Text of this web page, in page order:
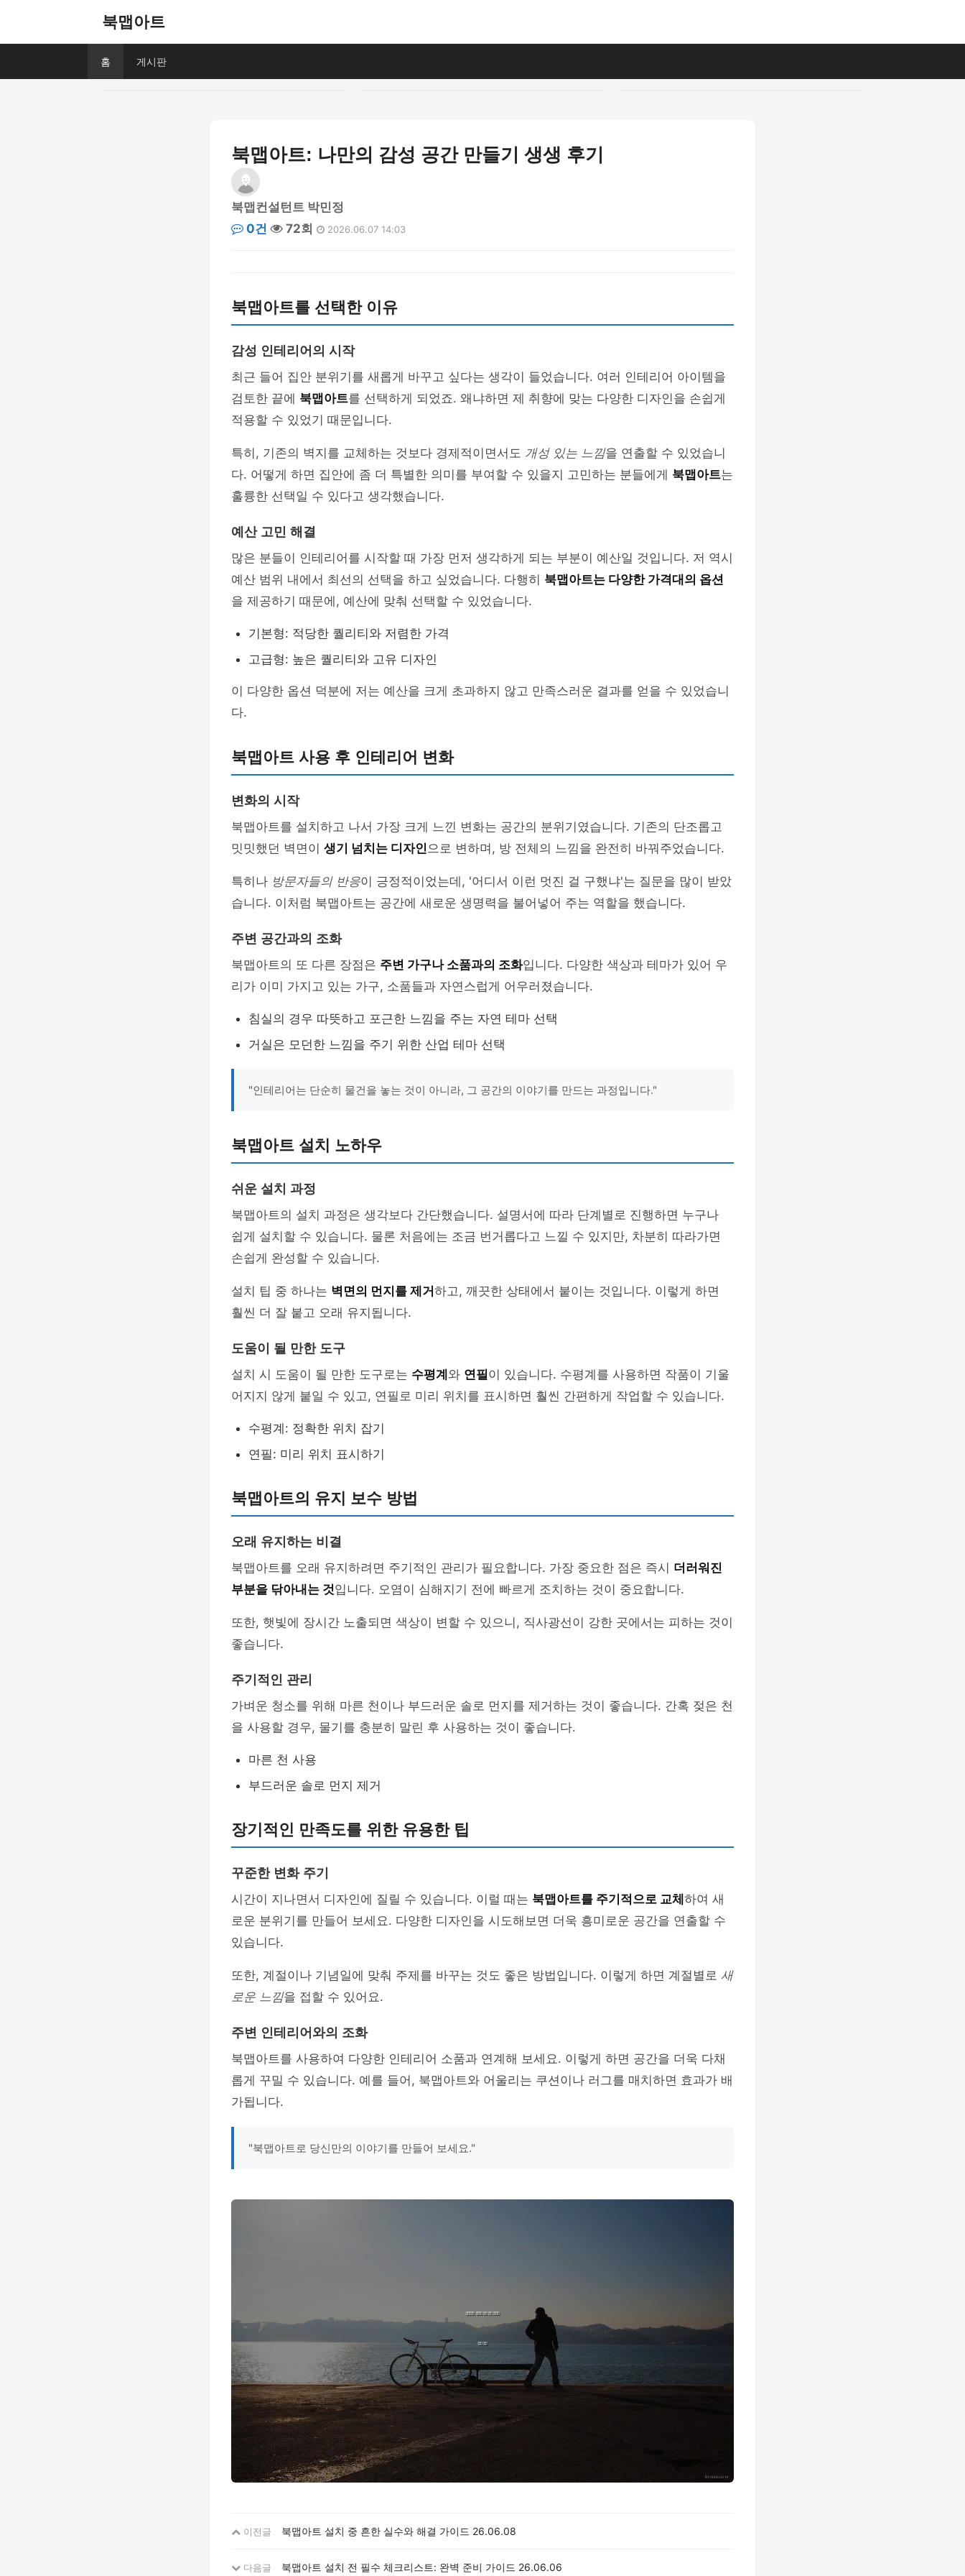
북맵아트
홈 게시판
북맵아트: 나만의 감성 공간 만들기 생생 후기
북맵컨설턴트 박민정
0건
72회 2026.06.07 14:03
북맵아트를 선택한 이유
감성 인테리어의 시작
최근 들어 집안 분위기를 새롭게 바꾸고 싶다는 생각이 들었습니다. 여러 인테리어 아이템을
검토한 끝에 북맵아트를 선택하게 되었죠. 왜냐하면 제 취향에 맞는 다양한 디자인을 손쉽게
적용할 수 있었기 때문입니다.
특히, 기존의 벽지를 교체하는 것보다 경제적이면서도 개성 있는 느낌을 연출할 수 있었습니
다. 어떻게 하면 집안에 좀 더 특별한 의미를 부여할 수 있을지 고민하는 분들에게 북맵아트는
훌륭한 선택일 수 있다고 생각했습니다.
예산 고민 해결
많은 분들이 인테리어를 시작할 때 가장 먼저 생각하게 되는 부분이 예산일 것입니다. 저 역시
예산 범위 내에서 최선의 선택을 하고 싶었습니다. 다행히 북맵아트는 다양한 가격대의 옵션
을 제공하기 때문에, 예산에 맞춰 선택할 수 있었습니다.
기본형: 적당한 퀄리티와 저렴한 가격
고급형: 높은 퀄리티와 고유 디자인
이 다양한 옵션 덕분에 저는 예산을 크게 초과하지 않고 만족스러운 결과를 얻을 수 있었습니
다.
북맵아트 사용 후 인테리어 변화
변화의 시작
북맵아트를 설치하고 나서 가장 크게 느낀 변화는 공간의 분위기였습니다. 기존의 단조롭고
밋밋했던 벽면이 생기 넘치는 디자인으로 변하며, 방 전체의 느낌을 완전히 바꿔주었습니다.
특히나 방문자들의 반응이 긍정적이었는데, '어디서 이런 멋진 걸 구했냐'는 질문을 많이 받았
습니다. 이처럼 북맵아트는 공간에 새로운 생명력을 불어넣어 주는 역할을 했습니다.
주변 공간과의 조화
북맵아트의 또 다른 장점은 주변 가구나 소품과의 조화입니다. 다양한 색상과 테마가 있어 우
리가 이미 가지고 있는 가구, 소품들과 자연스럽게 어우러졌습니다.
침실의 경우 따뜻하고 포근한 느낌을 주는 자연 테마 선택
거실은 모던한 느낌을 주기 위한 산업 테마 선택
"인테리어는 단순히 물건을 놓는 것이 아니라, 그 공간의 이야기를 만드는 과정입니다."
북맵아트 설치 노하우
쉬운 설치 과정
북맵아트의 설치 과정은 생각보다 간단했습니다. 설명서에 따라 단계별로 진행하면 누구나
쉽게 설치할 수 있습니다. 물론 처음에는 조금 번거롭다고 느낄 수 있지만, 차분히 따라가면
손쉽게 완성할 수 있습니다.
설치 팁 중 하나는 벽면의 먼지를 제거하고, 깨끗한 상태에서 붙이는 것입니다. 이렇게 하면
훨씬 더 잘 붙고 오래 유지됩니다.
도움이 될 만한 도구
설치 시 도움이 될 만한 도구로는 수평계 와 연필이 있습니다. 수평계를 사용하면 작품이 기울
어지지 않게 붙일 수 있고, 연필로 미리 위치를 표시하면 훨씬 간편하게 작업할 수 있습니다.
수평계: 정확한 위치 잡기
연필: 미리 위치 표시하기
북맵아트의 유지 보수 방법
오래 유지하는 비결
북맵아트를 오래 유지하려면 주기적인 관리가 필요합니다. 가장 중요한 점은 즉시 더러워진
부분을 닦아내는 것입니다. 오염이 심해지기 전에 빠르게 조치하는 것이 중요합니다.
또한, 햇빛에 장시간 노출되면 색상이 변할 수 있으니, 직사광선이 강한 곳에서는 피하는 것이
좋습니다.
주기적인 관리
가벼운 청소를 위해 마른 천이나 부드러운 솔로 먼지를 제거하는 것이 좋습니다. 간혹 젖은 천
을 사용할 경우, 물기를 충분히 말린 후 사용하는 것이 좋습니다.
마른 천 사용
부드러운 솔로 먼지 제거
장기적인 만족도를 위한 유용한 팁
꾸준한 변화 주기
시간이 지나면서 디자인에 질릴 수 있습니다. 이럴 때는 북맵아트를 주기적으로 교체 하여 새
로운 분위기를 만들어 보세요. 다양한 디자인을 시도해보면 더욱 흥미로운 공간을 연출할 수
있습니다.
또한, 계절이나 기념일에 맞춰 주제를 바꾸는 것도 좋은 방법입니다. 이렇게 하면 계절별로 새
로운 느낌을 접할 수 있어요.
주변 인테리어와의 조화
북맵아트를 사용하여 다양한 인테리어 소품과 연계해 보세요. 이렇게 하면 공간을 더욱 다채
롭게 꾸밀 수 있습니다. 예를 들어, 북맵아트와 어울리는 쿠션이나 러그를 매치하면 효과가 배
가됩니다.
"북맵아트로 당신만의 이야기를 만들어 보세요."
이전글 북맵아트 설치 중 흔한 실수와 해결 가이드 26.06.08
다음글 북맵아트 설치 전 필수 체크리스트: 완벽 준비 가이드 26.06.06